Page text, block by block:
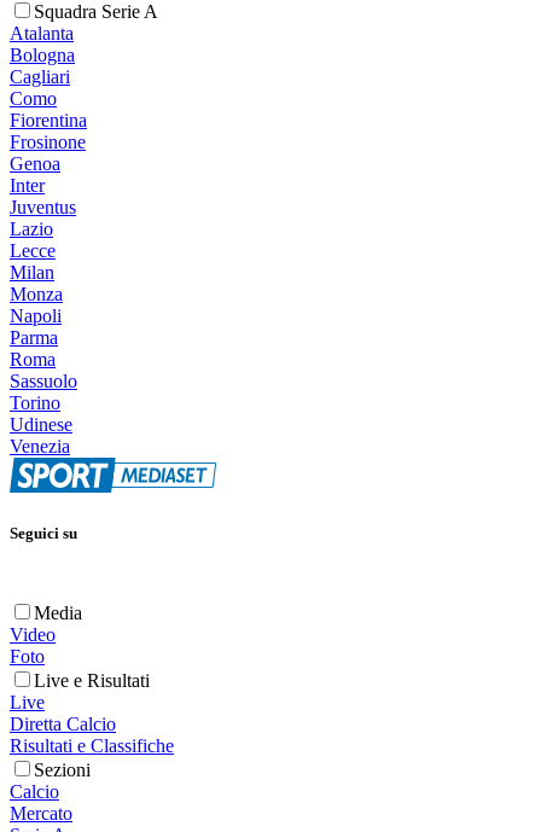
Squadra Serie A
Atalanta
Bologna
Cagliari
Como
Fiorentina
Frosinone
Genoa
Inter
Juventus
Lazio
Lecce
Milan
Monza
Napoli
Parma
Roma
Sassuolo
Torino
Udinese
Venezia
Seguici su
Media
Video
Foto
Live e Risultati
Live
Diretta Calcio
Risultati e Classifiche
Sezioni
Calcio
Mercato